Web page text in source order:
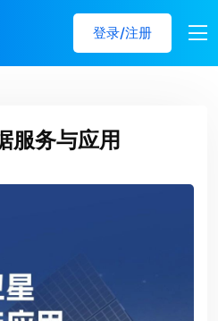
登录/注册
服务与应用